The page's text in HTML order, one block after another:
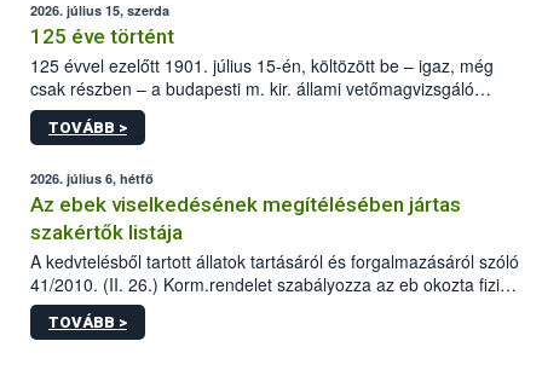
2026. július 15, szerda
125 éve történt
125 évvel ezelőtt 1901. július 15-én, költözött be – igaz, még
csak részben – a budapesti m. kir. állami vetőmagvizsgáló
állomás a Kis Rókus utca 15. szám alatti, Czigler Győző által
tervezett új épületébe.
TOVÁBB >
2026. július 6, hétfő
Az ebek viselkedésének megítélésében jártas
szakértők listája
A kedvtelésből tartott állatok tartásáról és forgalmazásáról szóló
41/2010. (II. 26.) Korm.rendelet szabályozza az eb okozta fizikai
sérülés, illetve ennek veszélye keletkezésekor felmerülő
hatósági feladatokat, valamint a veszélyes eb tartását és annak
TOVÁBB >